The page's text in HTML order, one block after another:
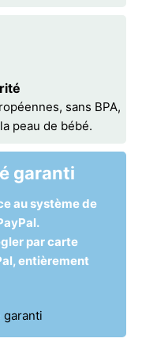
sans BPA,
peau de bébé.
garanti
au système de
par carte
entièrement